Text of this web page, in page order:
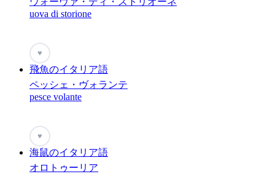
uova di storione
♥
飛魚のイタリア語
ペッシェ・ヴォランテ
pesce volante
♥
海鼠のイタリア語
オロトゥーリア